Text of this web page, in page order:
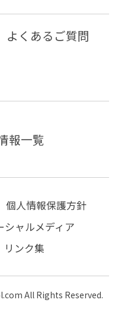
よくあるご質問
報一覧
個人情報保護方針
シャルメディア
リンク集
All Rights Reserved.